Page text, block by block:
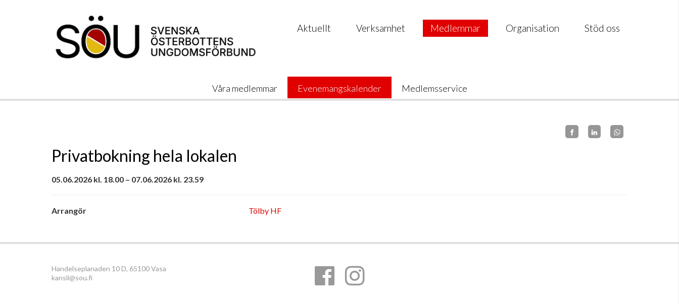
Aktuellt Verksamhet Medlemmar Organisation Stöd oss
Våra medlemmar Evenemangskalender Medlemsservice
Privatbokning hela lokalen
05.06.2026 kl. 18.00 – 07.06.2026 kl. 23.59
Arrangör Tölby HF
Handelseplanaden 10 D, 65100 Vasa
kansli@sou.fi